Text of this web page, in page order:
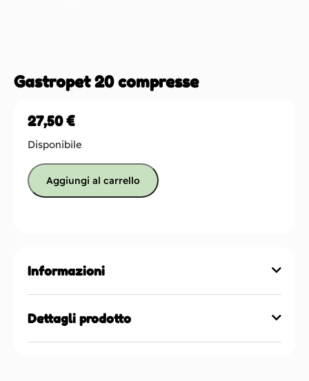
Gastropet 20 compresse
27,50€
Disponibile
Aggiungi al carrello
Informazioni
Dettagli prodotto